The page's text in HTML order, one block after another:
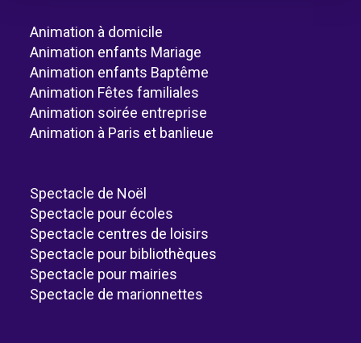
Animation à domicile
Animation enfants Mariage
Animation enfants Baptême
Animation Fêtes familiales
Animation soirée entreprise
Animation à Paris et banlieue
Spectacle de Noël
Spectacle pour écoles
Spectacle centres de loisirs
Spectacle pour bibliothèques
Spectacle pour mairies
Spectacle de marionnettes